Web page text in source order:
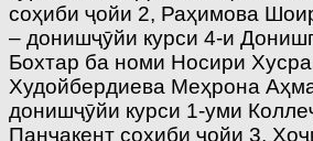
соҳиби ҷойи 2, Раҳимова
– донишҷӯйи курси 4-и
Бохтар ба номи Носири
Худойбердиева Меҳрона
донишҷӯйи курси 1-уми
Панҷакент соҳиби ҷойи 3,